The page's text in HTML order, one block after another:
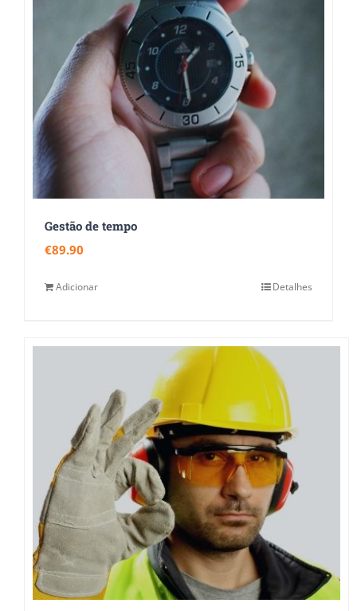
Gestão de tempo
€89.90
Adicionar Detalhes